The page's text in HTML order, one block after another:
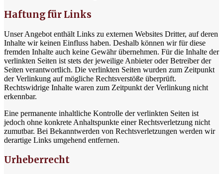
Haftung für Links
Unser Angebot enthält Links zu externen Websites Dritter, auf deren
Inhalte wir keinen Einfluss haben. Deshalb können wir für diese
fremden Inhalte auch keine Gewähr übernehmen. Für die Inhalte der
verlinkten Seiten ist stets der jeweilige Anbieter oder Betreiber der
Seiten verantwortlich. Die verlinkten Seiten wurden zum Zeitpunkt
der Verlinkung auf mögliche Rechtsverstöße überprüft.
Rechtswidrige Inhalte waren zum Zeitpunkt der Verlinkung nicht
erkennbar.
Eine permanente inhaltliche Kontrolle der verlinkten Seiten ist
jedoch ohne konkrete Anhaltspunkte einer Rechtsverletzung nicht
zumutbar. Bei Bekanntwerden von Rechtsverletzungen werden wir
derartige Links umgehend entfernen.
Urheberrecht